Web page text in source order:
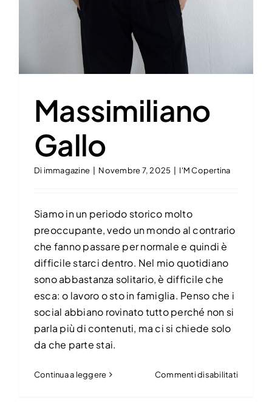
Massimiliano
Gallo
Di immagazine Novembre 7, 2025 I'M Copertina
Siamo in un periodo storico molto
preoccupante, vedo un mondo al contrario
che fanno passare per normale e quindi è
difficile starci dentro. Nel mio quotidiano
sono abbastanza solitario, è difficile che
esca: o lavoro o sto in famiglia. Penso che i
social abbiano rovinato tutto perché non si
parla più di contenuti, ma ci si chiede solo
da che parte stai.
Continua a leggere Commenti disabilitati